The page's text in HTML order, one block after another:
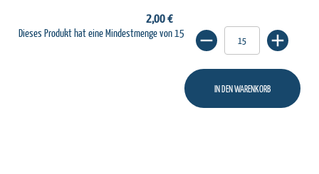
2,00 €
Dieses Produkt hat eine Mindestmenge von 15
IN DEN WARENKORB